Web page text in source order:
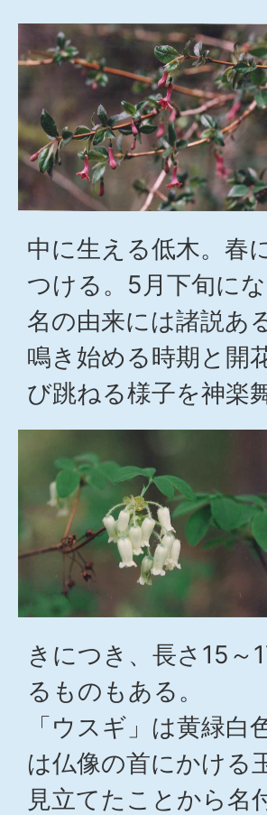
中に生える低木。春
つける。5月下旬に
名の由来には諸説あ
鳴き始める時期と開
び跳ねる様子を神楽
きにつき、長さ15～
るものもある。
「ウスギ」は黄緑
は仏像の首にかける
見立てたことから名